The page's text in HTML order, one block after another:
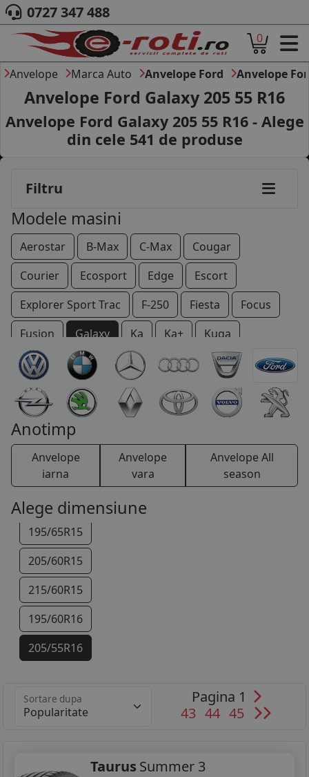
ACASA
DESPRE NOI
ANVELOPE
AUTO
CAMION
MOTO
MARCA AUTO
BLOG
B2B - COLABORARE COMPANII
CONT
CONTACT
COS (
0 PRODUSE)
0727 347 488
0
Anvelope Marca Auto Anvelope Ford Anvelope
Anvelope Ford Galaxy 205 55 R16
Anvelope Ford Galaxy 205 55 R16 - Alege
din cele 541 de produse
Filtru
Modele masini
Aerostar B-Max C-Max
Cougar
Courier
Ecosport Edge
Escort
Explorer Sport Trac
F-250 Fiesta
Focus
Fusion
Galaxy Ka Ka+
Kuga
Maverick
Mondeo Mustang
Probe
Puma
Ranger Sierra
S-Max
Thunderbird
Tourneo Transit Windstar
Anotimp
Anvelope
iarna
Anvelope
vara
Anvelope All
season
Alege dimensiune
195/65R15
205/60R15
215/60R15
195/60R16
205/55R16
215/60R16
Sortare dupa
Pagina 1
43 44 45
Taurus Summer 3